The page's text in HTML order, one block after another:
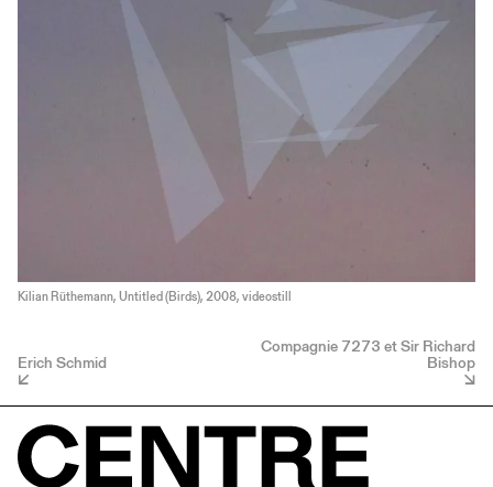
Kilian Rüthemann, Untitled (Birds), 2008, videostill
Erich Schmid
Compagnie 7273 et Sir Richard
Bishop